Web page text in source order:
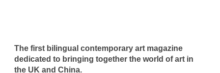
The first bilingual contemporary art magazine
dedicated to bringing together the world of art in
the UK and China.